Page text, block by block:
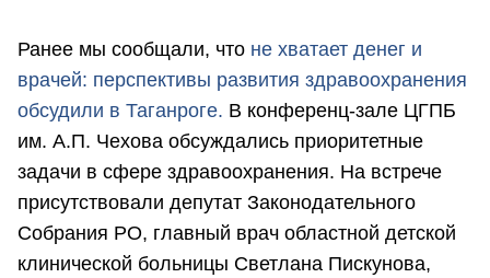
Ранее мы сообщали, что не хватает денег и
врачей: перспективы развития здравоохранения
обсудили в Таганроге. В конференц-зале ЦГПБ
им. А.П. Чехова обсуждались приоритетные
задачи в сфере здравоохранения. На встрече
присутствовали депутат Законодательного
Собрания РО, главный врач областной детской
клинической больницы Светлана Пискунова,